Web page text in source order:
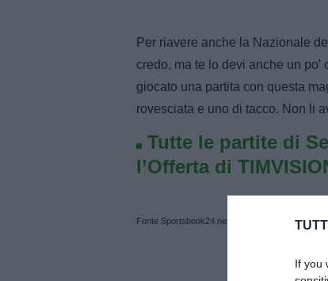
If you
Per riavere anche la Nazionale
credo, ma te lo devi anche un po'
giocato una partita con questa
rovesciata e uno di tacco. Non li
Tutte le partite di
l’Offerta di
Fonte Sportsbook24.net